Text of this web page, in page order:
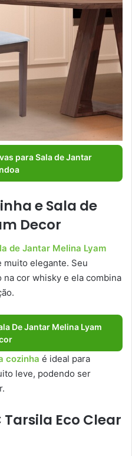
para Sala de Jantar
e Sala de
Decor
de Jantar Melina Lyam
elegante. Seu
cor whisky e ela combina
De Jantar Melina Lyam
cozinha é ideal para
leve, podendo ser
Eco Clear